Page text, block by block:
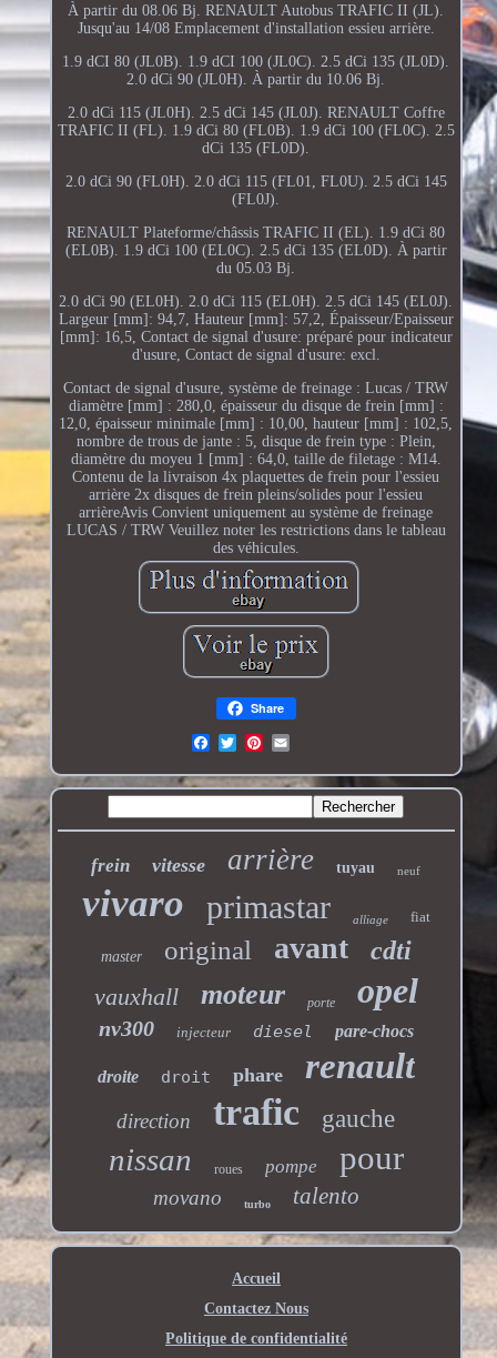
À partir du 08.06 Bj. RENAULT Autobus TRAFIC II (JL).
Jusqu'au 14/08 Emplacement d'installation essieu arrière.
1.9 dCI 80 (JL0B). 1.9 dCI 100 (JL0C). 2.5 dCi 135 (JL0D).
2.0 dCi 90 (JL0H). À partir du 10.06 Bj.
2.0 dCi 115 (JL0H). 2.5 dCi 145 (JL0J). RENAULT Coffre
TRAFIC II (FL). 1.9 dCi 80 (FL0B). 1.9 dCi 100 (FL0C). 2.5
dCi 135 (FL0D).
2.0 dCi 90 (FL0H). 2.0 dCi 115 (FL01, FL0U). 2.5 dCi 145
(FL0J).
RENAULT Plateforme/châssis TRAFIC II (EL). 1.9 dCi 80
(EL0B). 1.9 dCi 100 (EL0C). 2.5 dCi 135 (EL0D). À partir
du 05.03 Bj.
2.0 dCi 90 (EL0H). 2.0 dCi 115 (EL0H). 2.5 dCi 145 (EL0J).
Largeur [mm]: 94,7, Hauteur [mm]: 57,2, Épaisseur/Epaisseur
[mm]: 16,5, Contact de signal d'usure: préparé pour indicateur
d'usure, Contact de signal d'usure: excl.
Contact de signal d'usure, système de freinage : Lucas / TRW
diamètre [mm] : 280,0, épaisseur du disque de frein [mm] :
12,0, épaisseur minimale [mm] : 10,00, hauteur [mm] : 102,5,
nombre de trous de jante : 5, disque de frein type : Plein,
diamètre du moyeu 1 [mm] : 64,0, taille de filetage : M14.
Contenu de la livraison 4x plaquettes de frein pour l'essieu
arrière 2x disques de frein pleins/solides pour l'essieu
arrièreAvis Convient uniquement au système de freinage
LUCAS / TRW Veuillez noter les restrictions dans le tableau
des véhicules.
Share
frein vitesse arrière tuyau neuf
vivaro primastar alliage fiat
master original avant cdti
vauxhall moteur porte opel
nv300 injecteur diesel pare-chocs
droite droit phare renault
direction trafic gauche
nissan roues pompe pour
movano turbo talento
Accueil
Contactez Nous
Politique de confidentialité